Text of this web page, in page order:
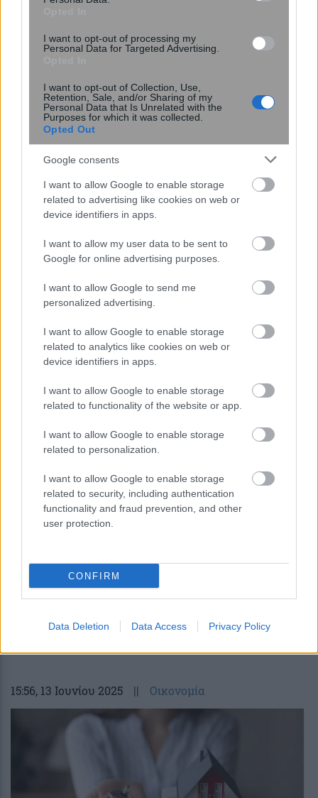
I want to opt-out of processing my
Personal Data for Targeted Advertising.
I want to opt-out of Collection, Use,
Retention, Sale, and/or Sharing of my
Personal Data that Is Unrelated with the
Purposes for which it was collected.
Opted Out
Google consents
I want to allow Google to enable storage
related to advertising like cookies on web or
device identifiers in apps.
I want to allow my user data to be sent to
Google for online advertising purposes.
I want to allow Google to send me
personalized advertising.
I want to allow Google to enable storage
related to analytics like cookies on web or
device identifiers in apps.
I want to allow Google to enable storage
related to functionality of the website or app.
I want to allow Google to enable storage
related to personalization.
I want to allow Google to enable storage
related to security, including authentication
functionality and fraud prevention, and other
user protection.
CONFIRM
Data Deletion Data Access Privacy Policy
εποπτείας – Τι θα ισχύσει για
χορηγήσεις δανείων, ελέγχους για
ξέπλυμα και αναφορές παραβάσεων
, 20 Ιουνίου 2025 || Οικονομία
Δάνεια: Πόσο αυξήθηκαν οι
εκταμιεύσεις προς τις επιχειρήσεις-
Δείτε αναλυτικά τα στοιχεία
15:56, 13 Ιουνίου 2025 || Οικονομία